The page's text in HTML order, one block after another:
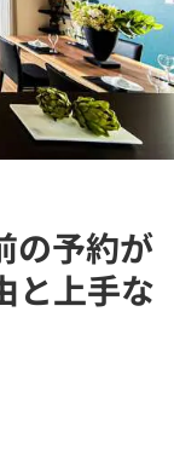
の予約が
と上手な